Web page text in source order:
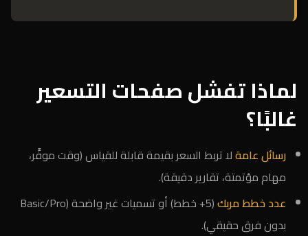
لماذا تفشل صفحات التسعير
غالبًا؟
رسائل عامةلا تربط السعر بقيمة قابلة للقياس (وقت موفَّر،
مهام مؤتمتة، تقارير دقيقة).
عدد خطط مربك
(5+ خطط) أو تسميات غير واضحة (Basic/Pro
بدون فرق حقيقي).